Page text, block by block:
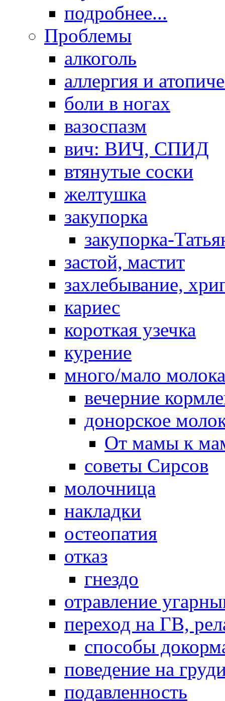
подробнее...
Проблемы
алкоголь
аллергия и
боли в ногах
вазоспазм
вич: ВИЧ, СПИД
втянутые соски
желтушка
закупорка
закупорка-
застой, мастит
захлебывание,
кариес
короткая узечка
курение
много/мало молока
вечерние
донорское
От мамы к
советы Сирсов
молочница
накладки
остеопатия
отказ
гнездо
отравление
переход на ГВ,
способы
поведение на
подавленность